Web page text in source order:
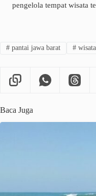
pengelola tempat wisata
#pantai jawa barat #
Baca Juga